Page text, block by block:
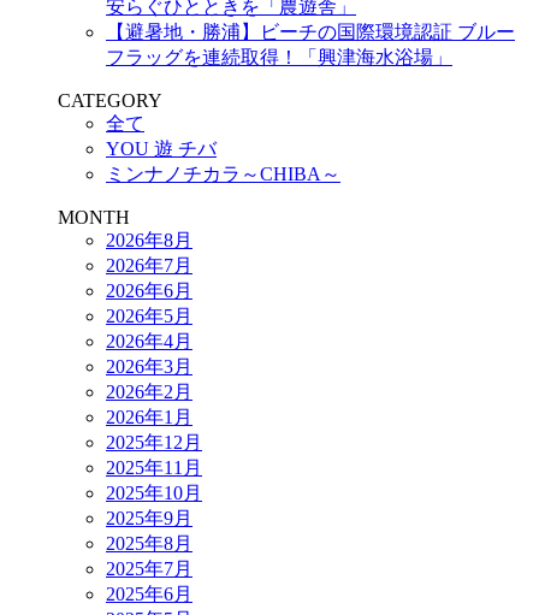
安らぐひとときを「農遊舎」
【避暑地・勝浦】ビーチの国際環境認証 ブルー
フラッグを連続取得！「興津海水浴場」
CATEGORY
全て
YOU 遊 チバ
ミンナノチカラ～CHIBA～
MONTH
2026年8月
2026年7月
2026年6月
2026年5月
2026年4月
2026年3月
2026年2月
2026年1月
2025年12月
2025年11月
2025年10月
2025年9月
2025年8月
2025年7月
2025年6月